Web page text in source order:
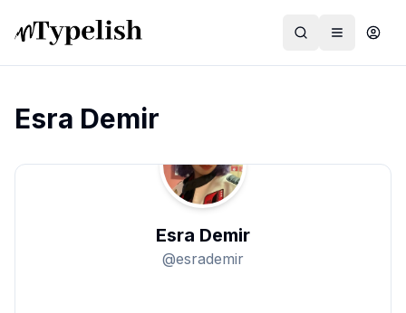
Dünya
Esra Demir
Esra Demir
@esrademir